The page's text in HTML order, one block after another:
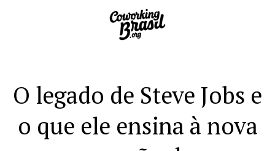
O legado de Steve Jobs e
o que ele ensina à nova